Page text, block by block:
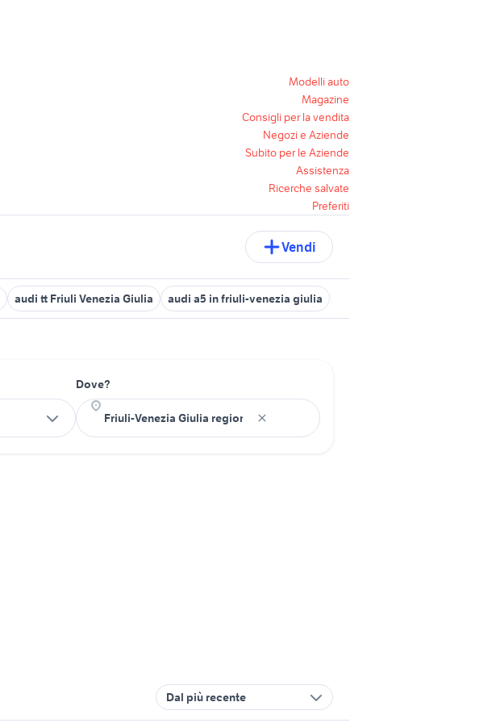
Modelli auto
Magazine
Consigli per la vendita
Negozi e Aziende
Subito per le Aziende
Assistenza
Ricerche salvate
Preferiti
Vendi
audi tt Friuli Venezia Giulia audi a5 in friuli-venezia giulia
Dove?
Dal più recente